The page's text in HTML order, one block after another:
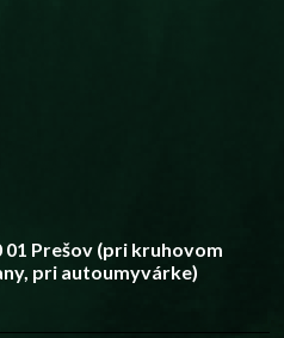
01 Prešov (pri kruhovom
pri autoumyvárke)